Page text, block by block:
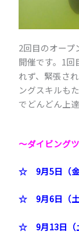
2回目のオープ
開催です。1
れず、緊張さ
ングスキルも
でどんどん上
～ダイビング
☆ 9月5日（金
☆ 9月6日（土
☆ 9月13日（